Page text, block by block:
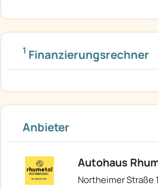
1 Finanzierungsrechner
Anbieter
Autohaus
Northeimer Straße